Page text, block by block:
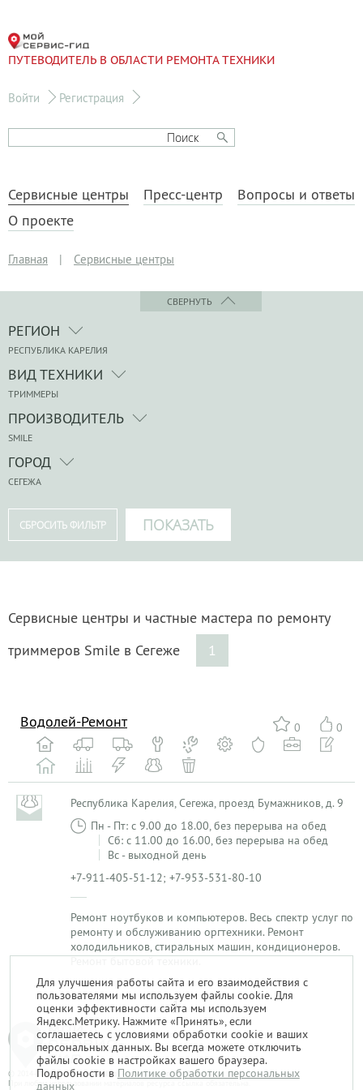
ПУТЕВОДИТЕЛЬ В ОБЛАСТИ РЕМОНТА ТЕХНИКИ
Войти Регистрация
Сервисные центры Пресс-центр
Вопросы и ответы
О проекте
Главная | Сервисные центры
СВЕРНУТЬ
РЕГИОН
РЕСПУБЛИКА КАРЕЛИЯ
ВИД ТЕХНИКИ
ТРИММЕРЫ
ПРОИЗВОДИТЕЛЬ
SMILE
ГОРОД
СЕГЕЖА
Сервисные центры и частные мастера по ремонту
триммеров Smile в Сегеже
1
0 0
Водолей-Ремонт
Республика Карелия, Сегежа, проезд Бумажников, д. 9
Пн - Пт: с 9.00 до 18.00, без перерыва на обед
Сб: с 11.00 до 16.00, без перерыва на обед
Вс - выходной день
+7-911-405-51-12; +7-953-531-80-10
Ремонт ноутбуков и компьютеров. Весь спектр услуг по
ремонту и обслуживанию оргтехники. Ремонт
холодильников, стиральных машин, кондиционеров.
Ремонт бытовой техники.
1
© 2014-2026. «Мой Сервис-Гид» – проект группы «Текарт».
При любом использовании материалов ресурса ссылка обязательна.
Для улучшения работы сайта и его взаимодействия с
пользователями мы используем файлы cookie. Для
оценки эффективности сайта мы используем
Яндекс.Метрику. Нажмите «Принять», если
соглашаетесь с условиями обработки cookie и ваших
персональных данных. Вы всегда можете отключить
файлы cookie в настройках вашего браузера.
Подробности в Политике обработки персональных
данных